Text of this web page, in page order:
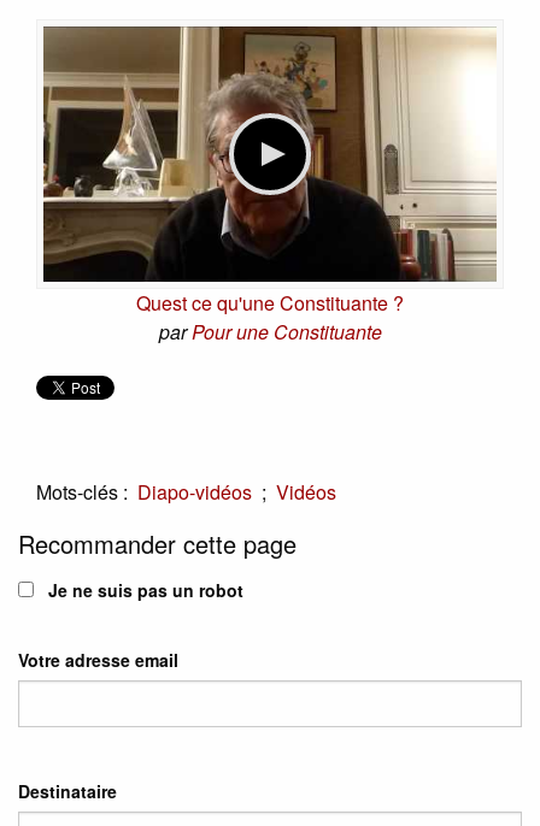
Quest ce qu'une Constituante ?
parPour une Constituante
Mots-clés : Diapo-vidéos ; Vidéos
Recommander cette page
Je ne suis pas un robot
Votre adresse email
Destinataire